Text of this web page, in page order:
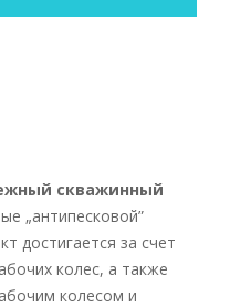
скважинный
„антипесковой”
достигается за счет
колес, а также
колесом и